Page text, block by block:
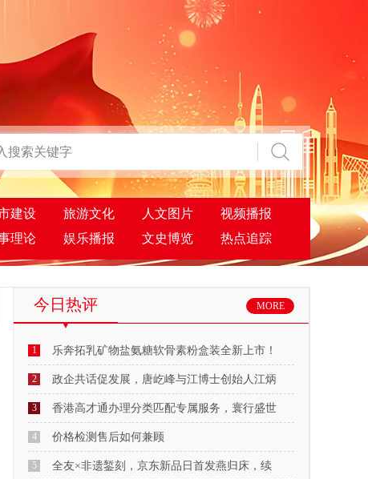
建设 旅游文化 人文图片
视频播报
理论 娱乐播报 文史博览 热点追踪
今日热评 MORE
1 乐奔拓乳矿物盐氨糖软骨素粉盒装全新上市！
2 政企共话促发展，唐屹峰与江博士创始人江炳
3 香港高才通办理分类匹配专属服务，寰行盛世
4 价格检测售后如何兼顾
5 全友×非遗錾刻，京东新品日首发燕归床，续